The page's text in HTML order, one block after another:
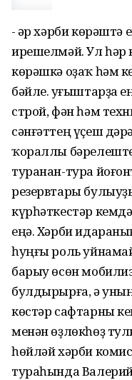
- Һәр хәрби
ирешелмәй. Ул һәр
көрәшкә оҙаҡ һәм
бәйле. Һуғыштарҙа
строй, фән һәм
сәнғәттең үҫеш
ҡораллы
туранан-тура
резервтары
күрһәткестәр
еңә. Хәрби
һуңғы роль
барыу өсөн
булдырырға, ә
көстәр сафтарны
менән өҙлөкһөҙ
һөйләй хәрби
тураһында